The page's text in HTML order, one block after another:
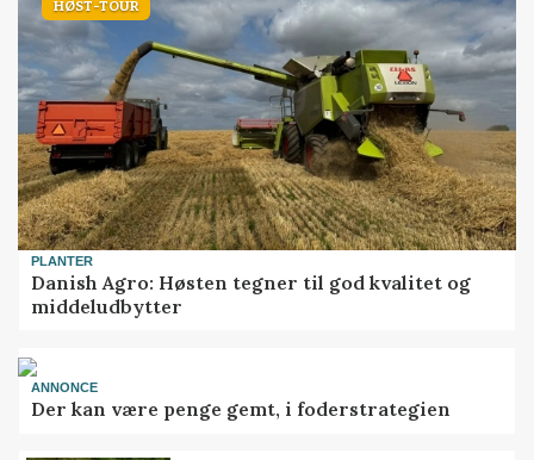
HØST-TOUR
PLANTER
Danish Agro: Høsten tegner til god kvalitet og
middeludbytter
ANNONCE
Der kan være penge gemt, i foderstrategien